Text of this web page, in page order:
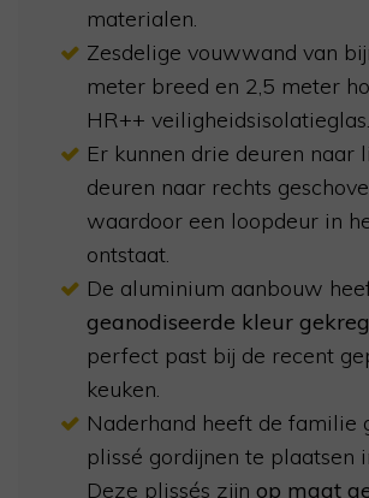
materialen.
Zesdelige vouwwand van
meter breed en 2,5 meter
HR++ veiligheidsisolatieglas.
Er kunnen drie deuren naar
deuren naar rechts
waardoor een loopdeur in
ontstaat.
De aluminium aanbouw
geanodiseerde kleur
perfect past bij de recent
keuken.
Naderhand heeft de familie
plissé gordijnen te plaatsen
Deze plissés zijn op maat